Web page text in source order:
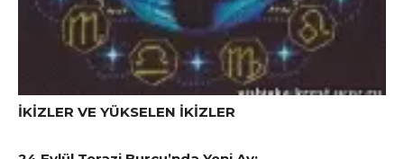
İKİZLER VE YÜKSELEN İKİZLER